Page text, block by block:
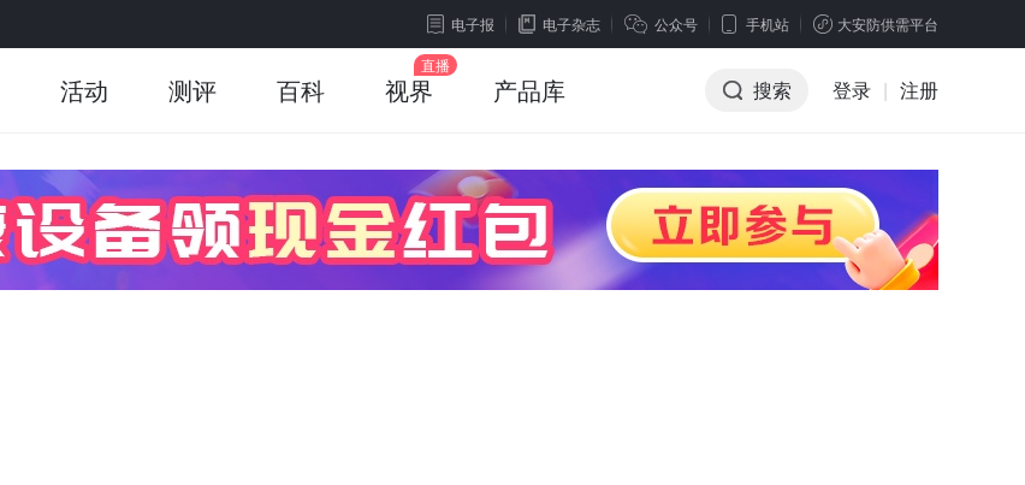
电子报 电子杂志 公众号 手机站 大安防供需平台
活动 测评 百科 视界 产品库 搜索 登录 | 注册